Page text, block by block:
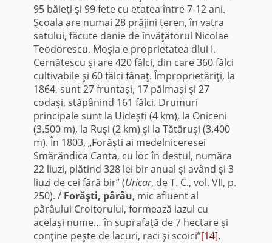
95 băieţi şi 99 fete cu etatea între 7-12 ani.
Şcoala are numai 28 prăjini teren, în vatra
satului, făcute danie de învăţătorul Nicolae
Teodorescu. Moşia e proprietatea dlui I.
Cernătescu şi are 420 fălci, din care 360 fălci
cultivabile şi 60 fălci fânaţ. Împroprietăriţi, la
1864, sunt 27 fruntaşi, 17 pălmaşi şi 27
codaşi, stăpânind 161 fălci. Drumuri
principale sunt la Uideşti (4 km), la Oniceni
(3.500 m), la Ruşi (2 km) şi la Tătăruşi (3.400
m). În 1803, „Forăşti ai medelniceresei
Smărăndica Canta, cu loc în destul, număra
22 liuzi, plă­tind 328 lei bir anual şi având şi 3
liuzi de cei fără bir” (Uricar, de T. C., vol. VII, p.
250). / Forăşti, pârâu, mic afluent al
pârâului Croitorului, formează iazul cu
acelaşi nume… în suprafaţă de 7 hectare şi
conţine peşte de lacuri, raci şi scoici”[14].